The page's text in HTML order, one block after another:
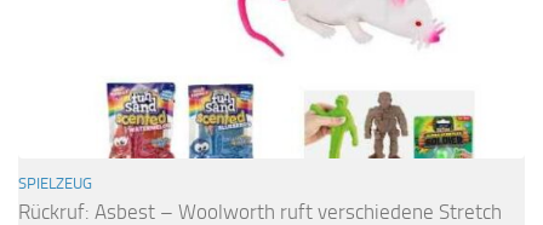
SPIELZEUG
Rückruf: Asbest – Woolworth ruft verschiedene Stretch